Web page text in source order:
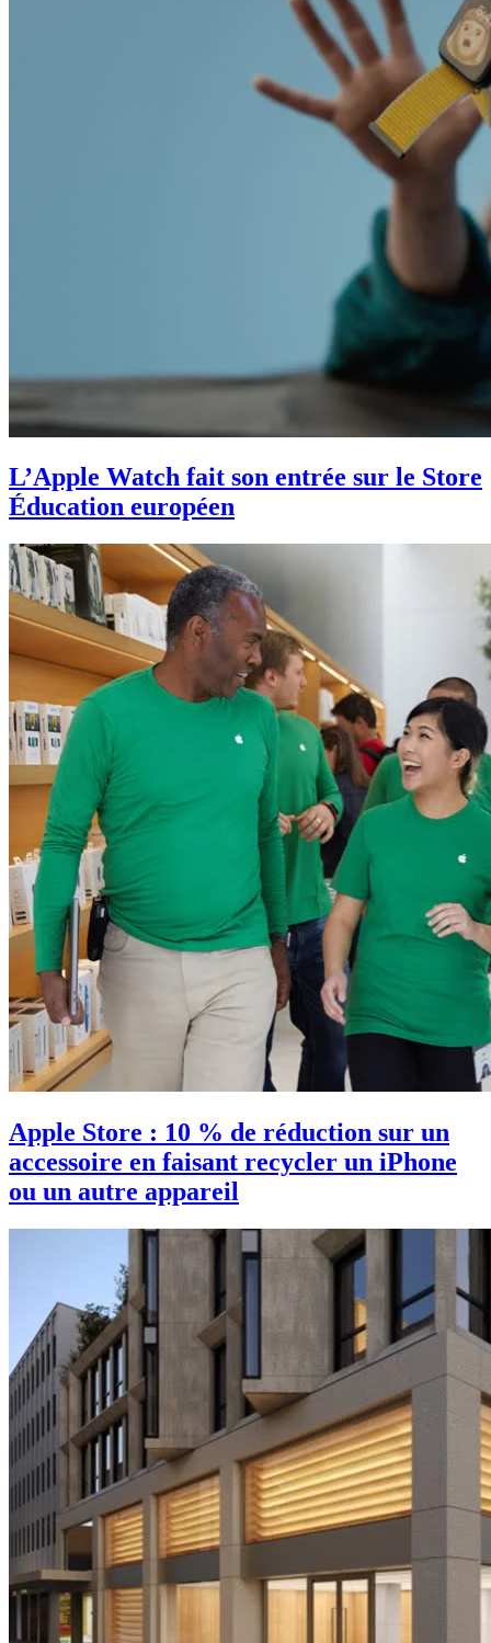
L’Apple Watch fait son entrée sur le Store
Éducation européen
Apple Store : 10 % de réduction sur un
accessoire en faisant recycler un iPhone
ou un autre appareil